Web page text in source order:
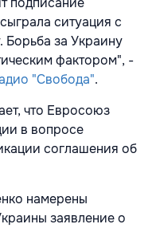
ситуация с
Борьба за Украину
фактором", -
"Свобода".
что Евросоюз
в вопросе
соглашения об
намерены
заявление о